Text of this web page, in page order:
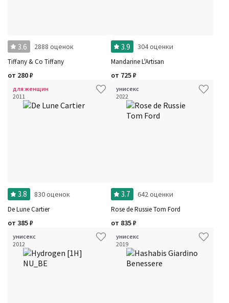
3.6 2888 оценок
Tiffany & Co Tiffany
от 280₽
3.9 304 оценки
Mandarine L'Artisan
от 725₽
для женщин
2011
3.8 830 оценок
De Lune Cartier
от 385₽
унисекс
2022
3.7 642 оценки
Rose de Russie Tom Ford
от 835₽
унисекс
2012
унисекс
2019